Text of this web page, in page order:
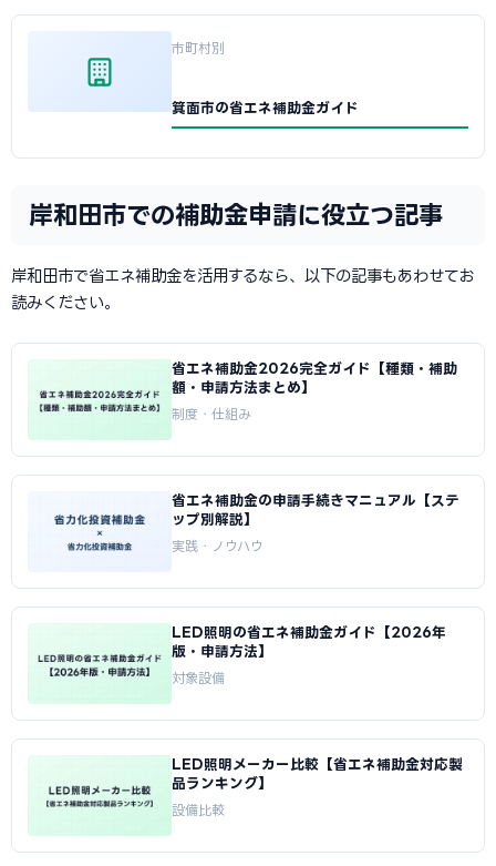
市町村別
箕面市の省エネ補助金ガイド
岸和田市での補助金申請に役立つ記事
岸和田市で省エネ補助金を活用するなら、以下の記事もあわせてお
読みください。
省エネ補助金2026完全ガイド【種類・補助
額・申請方法まとめ】
制度・仕組み
省エネ補助金の申請手続きマニュアル【ステ
ップ別解説】
実践・ノウハウ
LED照明の省エネ補助金ガイド【2026年
版・申請方法】
対象設備
LED照明メーカー比較【省エネ補助金対応製
品ランキング】
設備比較